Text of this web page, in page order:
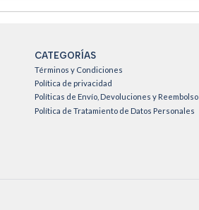
CATEGORÍAS
Términos y Condiciones
Política de privacidad
Políticas de Envío, Devoluciones y Reembolso
Política de Tratamiento de Datos Personales